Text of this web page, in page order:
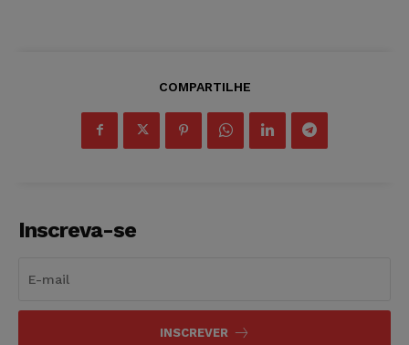
COMPARTILHE
Inscreva-se
INSCREVER